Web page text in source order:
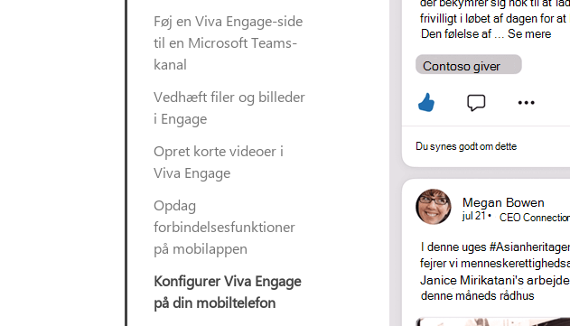
Føj en Viva Engage-side
til en Microsoft Teams-
kanal
Vedhæft filer og billeder
i Engage
Opret korte videoer i
Viva Engage
Opdag
forbindelsesfunktioner
på mobilappen
Konfigurer Viva Engage
på din mobiltelefon